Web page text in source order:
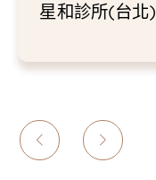
星和診所(台北)